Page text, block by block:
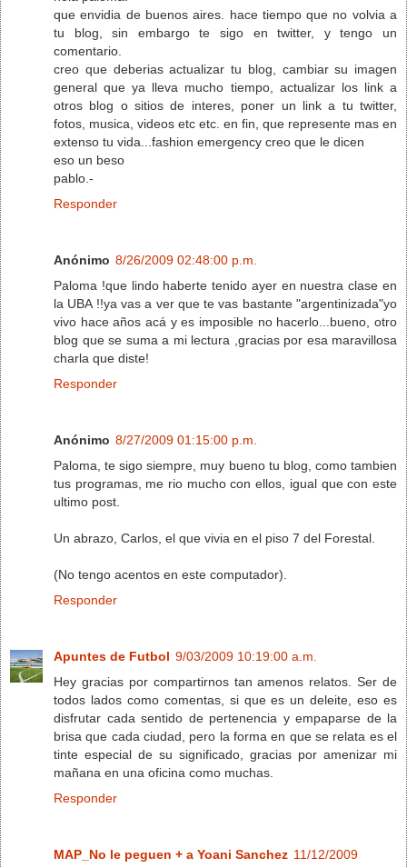
que envidia de buenos aires. hace tiempo que no volvia a
tu blog, sin embargo te sigo en twitter, y tengo un
comentario.
creo que deberias actualizar tu blog, cambiar su imagen
general que ya lleva mucho tiempo, actualizar los link a
otros blog o sitios de interes, poner un link a tu twitter,
fotos, musica, videos etc etc. en fin, que represente mas en
extenso tu vida...fashion emergency creo que le dicen
eso un beso
pablo.-
Responder
Anónimo 8/26/2009 02:48:00 p.m.
Paloma !que lindo haberte tenido ayer en nuestra clase en
la UBA !!ya vas a ver que te vas bastante "argentinizada"yo
vivo hace años acá y es imposible no hacerlo...bueno, otro
blog que se suma a mi lectura ,gracias por esa maravillosa
charla que diste!
Responder
Anónimo 8/27/2009 01:15:00 p.m.
Paloma, te sigo siempre, muy bueno tu blog, como tambien
tus programas, me rio mucho con ellos, igual que con este
ultimo post.
Un abrazo, Carlos, el que vivia en el piso 7 del Forestal.
(No tengo acentos en este computador).
Responder
Apuntes de Futbol 9/03/2009 10:19:00 a.m.
Hey gracias por compartirnos tan amenos relatos. Ser de
todos lados como comentas, si que es un deleite, eso es
disfrutar cada sentido de pertenencia y empaparse de la
brisa que cada ciudad, pero la forma en que se relata es el
tinte especial de su significado, gracias por amenizar mi
mañana en una oficina como muchas.
Responder
MAP_No le peguen + a Yoani Sanchez 11/12/2009